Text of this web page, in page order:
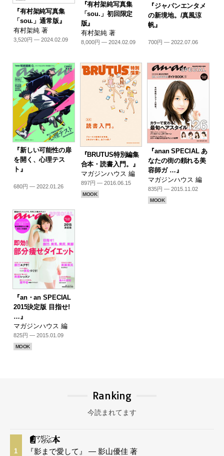
『有村架純写真集
「sou.」通常版』
有村架純 著
3,520円 — 2024.02.09
『有村架純写真集
「sou.」初回限定
版』
有村架純 著
8,000円 — 2024.02.09
『ジャパンエンタメ
の新境地。/真風涼
帆』
700円 — 2022.07.06
『新しい可能性の扉
を開く、心理テス
ト』
680円 — 2022.01.26
『BRUTUS特別編集
合本・読書入門。』
マガジンハウス 編
897円 — 2016.06.15
MOOK
『anan SPECIAL あ
なたの街の頼れる美
容師ガ …』
マガジンハウス 編
835円 — 2015.11.02
MOOK
『an・an SPECIAL
2015決定版 目指せ!
…』
マガジンハウス 編
825円 — 2015.01.09
MOOK
Ranking
今読まれてます
1 『影まで愛して』 — 影山優佳 著